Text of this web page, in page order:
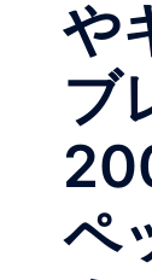
や
ブ
ペ